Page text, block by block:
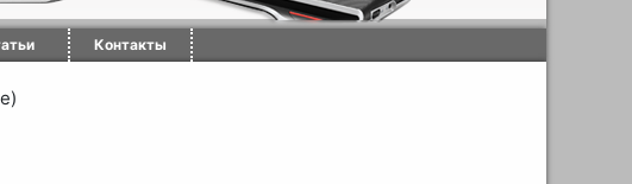
Контакты